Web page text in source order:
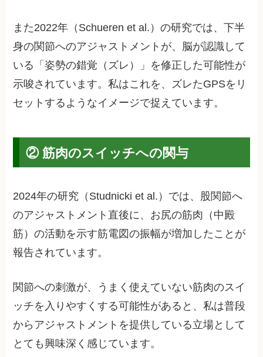
また2022年（Schueren et al.）の研究では、下半
身の関節へのアジャストメントが、脳が認識して
いる「姿勢の錯覚（ズレ）」を修正した可能性が
示唆されています。私はこれを、ズレたGPSをリ
セットするようなイメージで捉えています。
② 筋肉のスイッチへの関与
2024年の研究（Studnicki et al.）では、股関節へ
のアジャストメント直後に、お尻の筋肉（中殿
筋）の活動を示す筋電図の振幅が増加したことが
報告されています。
関節への刺激が、うまく使えていない筋肉のスイ
ッチを入りやすくする可能性があると、私は普段
からアジャストメントを提供している立場として
とても興味深く感じています。